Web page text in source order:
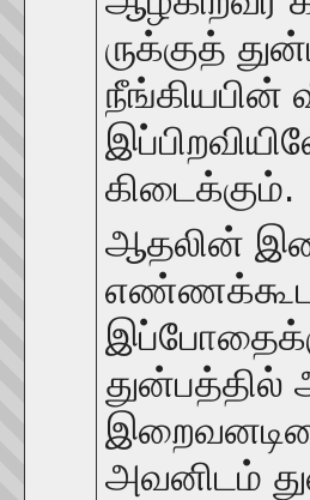
ருக்குத்
நீங்கியபின்
கிடைக்கும்.
ஆதலின்
துன்பத்தில்
அவனிடம்